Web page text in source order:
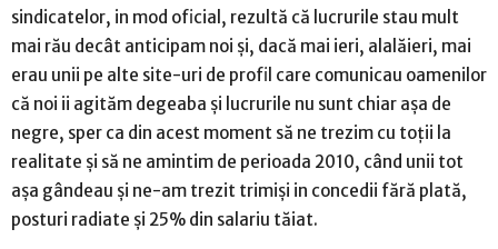
sindicatelor, in mod oficial, rezultă că lucrurile stau mult
mai rău decât anticipam noi și, dacă mai ieri, alalăieri, mai
erau unii pe alte site-uri de profil care comunicau oamenilor
că noi ii agităm degeaba și lucrurile nu sunt chiar așa de
negre, sper ca din acest moment să ne trezim cu toții la
realitate și să ne amintim de perioada 2010, când unii tot
așa gândeau și ne-am trezit trimiși in concedii fără plată,
posturi radiate și 25% din salariu tăiat.